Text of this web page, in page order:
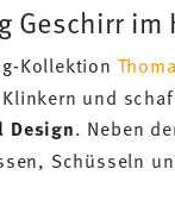
Geschirr im
Kollektion
und
Design. Neben
Schüsseln